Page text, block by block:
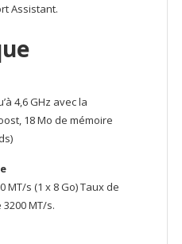
Assistant.
4,6 GHz avec la
18 Mo de mémoire
MT/s (1 x 8 Go) Taux de
MT/s.